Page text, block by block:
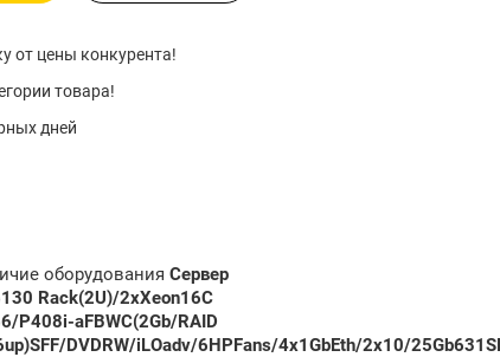
от цены конкурента!
товара!
дней
оборудования Сервер
Rack(2U)/2xXeon16C
P408i-aFBWC(2Gb/RAID
DVDRW/iLOadv/6HPFans/4x1GbEth/2x10/